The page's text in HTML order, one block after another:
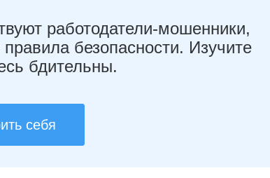
работодатели-мошенники,
безопасности. Изучите
бдительны.
себя